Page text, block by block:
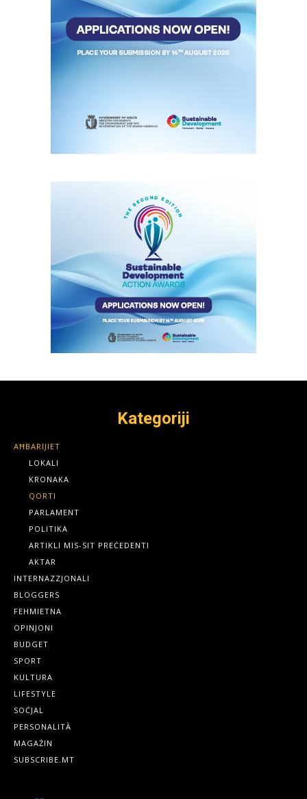
Kategoriji
AĦBARIJIET
LOKALI
KRONAKA
QORTI
PARLAMENT
POLITIKA
ARTIKLI MIS-SIT PREĊEDENTI
AKTAR
INTERNAZZJONALI
BLOGGERS
FEHMIETNA
OPINJONI
BUDGET
SPORT
KULTURA
LIFESTYLE
SOĊJAL
PERSONALITÀ
MAGAŻIN
SUBSCRIBE.MT